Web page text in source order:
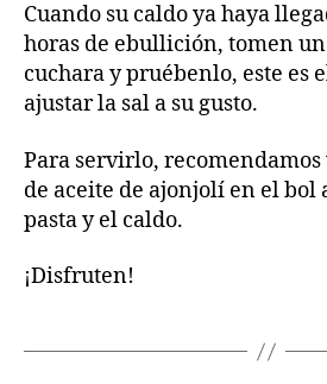
Cuando su caldo ya haya
horas de ebullición, tomen
cuchara y pruébenlo, este es
ajustar la sal a su gusto.
Para servirlo,
de aceite de ajonjolí en el bol
pasta y el caldo.
¡Disfruten!